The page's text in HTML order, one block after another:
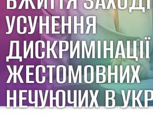
УСУНЕННЯ
ДИСКРИМІНАЦІЇ
ЖЕСТОМОВНИХ
НЕЧУЮЧИХ В